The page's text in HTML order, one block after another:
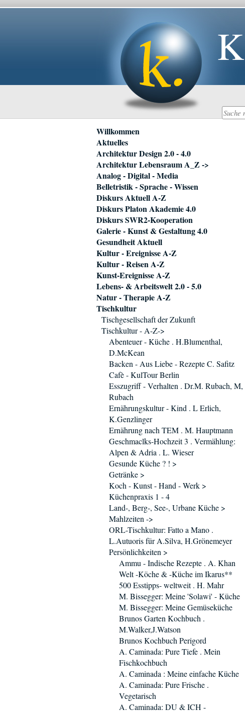
Navigation
überspringen
Willkommen
Aktuelles
Architektur Design 2.0 - 4.0
Architektur Lebensraum A_Z ->
Analog - Digital - Media
Belletristik - Sprache - Wissen
Diskurs Aktuell A-Z
Diskurs Platon Akademie 4.0
Diskurs SWR2-Kooperation
Galerie - Kunst & Gestaltung 4.0
Gesundheit Aktuell
Kultur - Ereignisse A-Z
Kultur - Reisen A-Z
Kunst-Ereignisse A-Z
Lebens- & Arbeitswelt 2.0 - 5.0
Natur - Therapie A-Z
Tischkultur
Tischgesellschaft der Zukunft
Tischkultur - A-Z->
Abenteuer - Küche . H.Blumenthal,
D.McKean
Backen - Aus Liebe - Rezepte C. Safitz
Cafè - KulTour Berlin
Esszugriff - Verhalten . Dr.M. Rubach, M,
Rubach
Ernährungskultur - Kind . L Erlich,
K.Genzlinger
Ernährung nach TEM . M. Hauptmann
Geschmaclks-Hochzeit 3 . Vermählung:
Alpen & Adria . L. Wieser
Gesunde Küche ? ! >
Getränke >
Koch - Kunst - Hand - Werk >
Küchenpraxis 1 - 4
Land-, Berg-, See-, Urbane Küche >
Mahlzeiten ->
ORL-Tischkultur: Fatto a Mano .
L.Autuoris für A.Silva, H.Grönemeyer
Persönlichkeiten >
Ammu - Indische Rezepte . A. Khan
Welt -Köche & -Küche im Ikarus**
500 Esstipps- weltweit . H. Mahr
M. Bissegger: Meine 'Solawi' - Küche
M. Bissegger: Meine Gemüseküche
Brunos Garten Kochbuch .
M.Walker,J.Watson
Brunos Kochbuch Perigord
A. Caminada: Pure Tiefe . Mein
Fischkochbuch
A. Caminada : Meine einfache Küche
A. Caminada: Pure Frische .
Vegetarisch
A. Caminada: DU & ICH -